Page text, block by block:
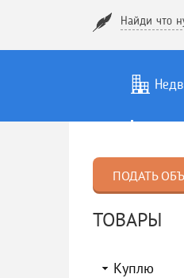
Найди что
ПОДАТЬ
ТОВАРЫ
Куплю